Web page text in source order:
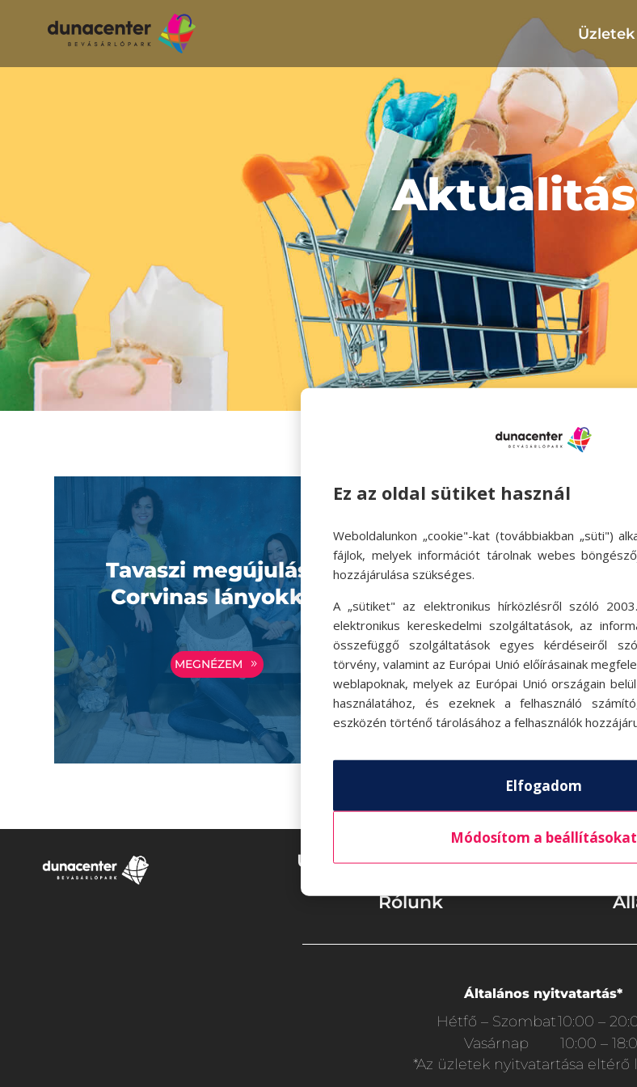
Üzletek
Tavaszi megújulás a
Corvinas lányokkal
MEGNÉZEM
Üzletek Akciók
Rólunk
Általános nyitvatartás*
Hétfő – Szombat10:00 –
Vasárnap
10:00 –
*Az üzletek nyitvatartása eltérő
Ez az oldal sütiket használ
Weboldalunkon „cookie"-kat (továbbiakban „süti")
fájlok, melyek információt tárolnak webes
hozzájárulása szükséges.
A „sütiket" az elektronikus hírközlésről szóló
elektronikus kereskedelmi szolgáltatások, az
összefüggő szolgáltatások egyes kérdéseiről
törvény, valamint az Európai Unió előírásainak
weblapoknak, melyek az Európai Unió országain
használatához, és ezeknek a felhasználó
eszközén történő tárolásához a felhasználók
Elfogadom
Módosítom a beállításokat